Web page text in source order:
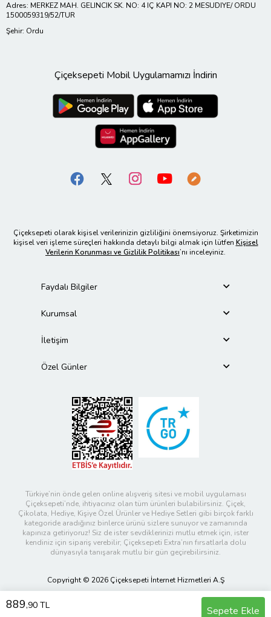
889,90 TL Sepete Ekle
Adres: MERKEZ MAH. GELINCIK SK. NO: 4 IÇ KAPI NO: 2 MESUDIYE/ ORDU
1500059319/52/TUR
Şehir: Ordu
Çiçeksepeti Mobil Uygulamamızı İndirin
Çiçeksepeti olarak kişisel verilerinizin gizliliğini önemsiyoruz. Şirketimizin
kişisel veri işleme süreçleri hakkında detaylı bilgi almak için lütfen Kişisel
Verilerin Korunması ve Gizlilik Politikası’nı inceleyiniz.
Faydalı Bilgiler
Kurumsal
İletişim
Özel Günler
Türkiye’nin önde gelen online alışveriş sitesi ve mobil uygulaması
Çiçeksepeti’nde, ihtiyacınız olan tüm ürünleri bulabilirsiniz. Çiçek,
Çikolata, Hediye, Kişiye Özel Ürünler ve Hediye Setleri gibi birçok farklı
kategoride aradığınız binlerce ürünü sizlere sunuyor ve zamanında
kapınıza getiriyoruz! Siz de ister sevdiklerinizi mutlu etmek için, ister
kendiniz için sipariş verebilir; Çiçeksepeti Extra’nın fırsatlarla dolu
dünyasıyla tanışarak mutlu bir gün geçirebilirsiniz.
Copyright © 2026 Çiçeksepeti İnternet Hizmetleri A.Ş